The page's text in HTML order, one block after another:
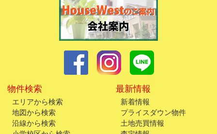
物件検索
エリアから検索
地図から検索
沿線から検索
最新情報
新着情報
プライスダウン物件
土地売買情報